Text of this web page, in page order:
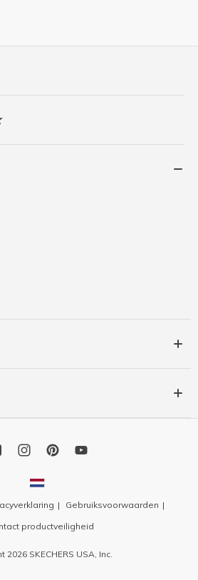
Gebruiksvoorwaarden
productveiligheid
2026 SKECHERS USA, Inc.